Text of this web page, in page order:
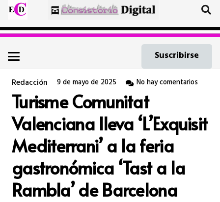
Suscribirse
Redacción 9 de mayo de 2025 No hay comentarios
Turisme Comunitat
Valenciana lleva ‘L’Exquisit
Mediterrani’ a la feria
gastronómica ‘Tast a la
Rambla’ de Barcelona